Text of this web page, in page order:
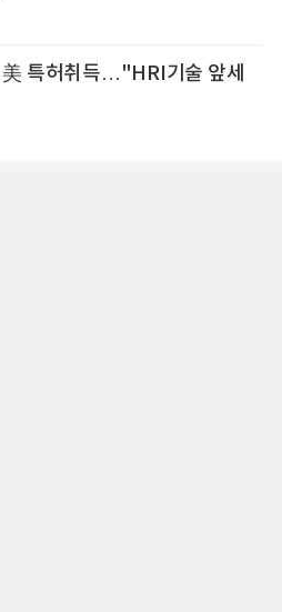
특허취득…"HRI기술 앞세